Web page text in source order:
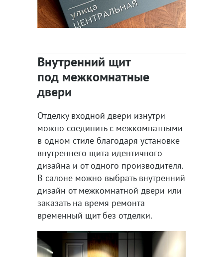
Внутренний щит
под межкомнатные
двери
Отделку входной двери изнутри
можно соединить с межкомнатными
в одном стиле благодаря установке
внутреннего щита идентичного
дизайна и от одного производителя.
В салоне можно выбрать внутренний
дизайн от межкомнатной двери или
заказать на время ремонта
временный щит без отделки.